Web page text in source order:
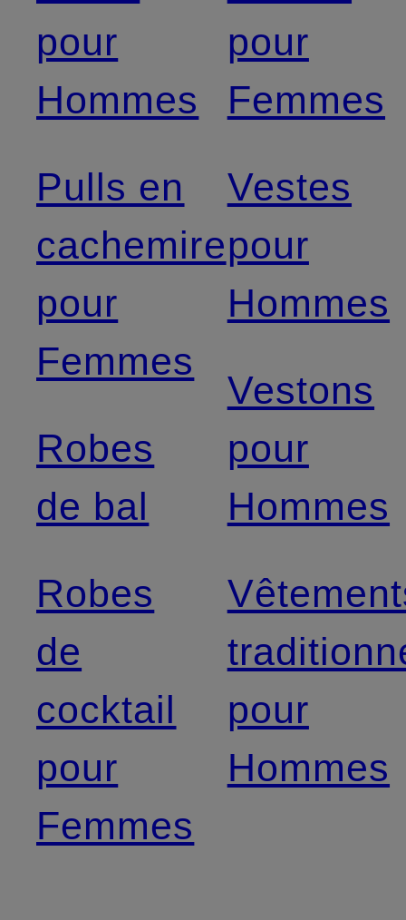
pour
Hommes
Pulls en
cachemire
pour
Femmes
Robes
de bal
Robes
de
cocktail
pour
Femmes
pour
Femmes
Vestes
pour
Hommes
Vestons
pour
Hommes
pour
Hommes